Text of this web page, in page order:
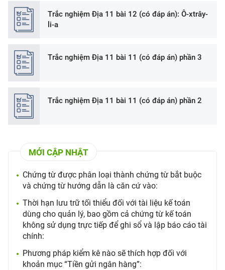
Trắc nghiệm Địa 11 bài 12 (có đáp án): Ô-xtrây-
li-a
Trắc nghiệm Địa 11 bài 11 (có đáp án) phần 3
Trắc nghiệm Địa 11 bài 11 (có đáp án) phần 2
MỚI CẬP NHẬT
Chứng từ được phân loại thành chứng từ bắt buộc
và chứng từ hướng dẫn là căn cứ vào:
Thời hạn lưu trữ tối thiểu đối với tài liệu kế toán
dùng cho quản lý, bao gồm cả chứng từ kế toán
không sử dụng trực tiếp để ghi sổ và lập báo cáo tài
chính:
Phương pháp kiểm kê nào sẽ thích hợp đối với
khoản mục “Tiền gửi ngân hàng”: